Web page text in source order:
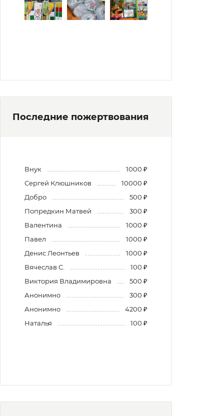
Последние пожертвования
Внук
1000 ₽
Сергей Клюшников
10000 ₽
Добро
500 ₽
Попредкин Матвей
300 ₽
Валентина
1000 ₽
Павел
1000 ₽
Денис Леонтьев
1000 ₽
Вячеслав С.
100 ₽
Виктория Владимировна
500 ₽
Анонимно
300 ₽
Анонимно
4200 ₽
Наталья
100 ₽